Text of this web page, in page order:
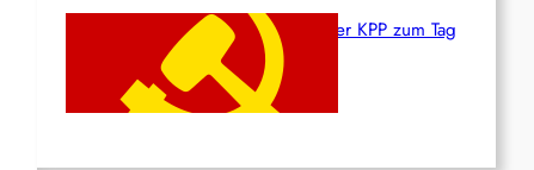
Beschluss des ZK der KPP zum Tag
des Heldentums
Juni 19, 2026